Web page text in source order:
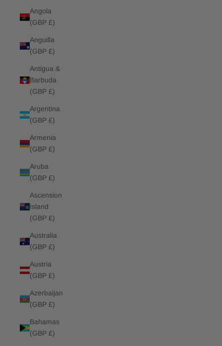
Angola
(GBP £)
Anguilla
(GBP £)
Antigua &
Barbuda
(GBP £)
Argentina
(GBP £)
Armenia
(GBP £)
Aruba
(GBP £)
Ascension
Island
(GBP £)
Australia
(GBP £)
Austria
(GBP £)
Azerbaijan
(GBP £)
Bahamas
(GBP £)